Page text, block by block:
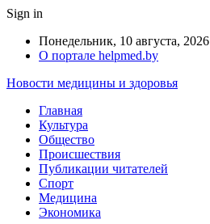
Sign in
Понедельник, 10 августа, 2026
О портале helpmed.by
Новости медицины и здоровья
Главная
Культура
Общество
Происшествия
Публикации читателей
Спорт
Медицина
Экономика